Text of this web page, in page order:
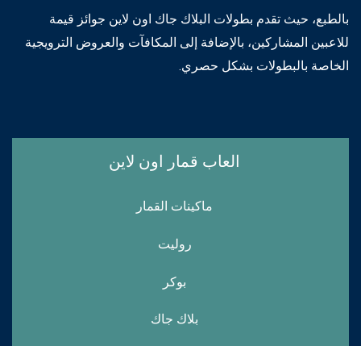
بالطبع، حيث تقدم بطولات البلاك جاك اون لاين جوائز قيمة
للاعبين المشاركين، بالإضافة إلى المكافآت والعروض الترويجية
الخاصة بالبطولات بشكل حصري.
العاب قمار اون لاين
ماكينات القمار
روليت
بوكر
بلاك جاك